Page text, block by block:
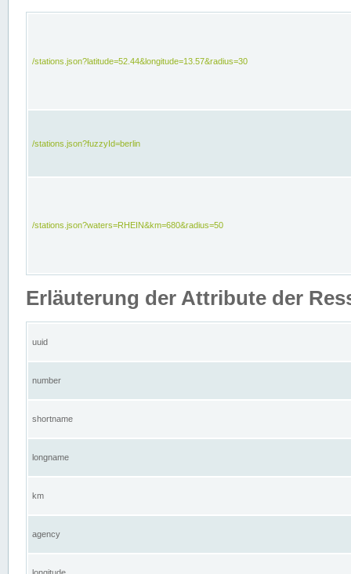
/stations.json?latitude=52.44&longitude=13.57&radius=30
/stations.json?fuzzyId=berlin
/stations.json?waters=RHEIN&km=680&radius=50
Erläuterung der Attribute der
uuid
number
shortname
longname
km
agency